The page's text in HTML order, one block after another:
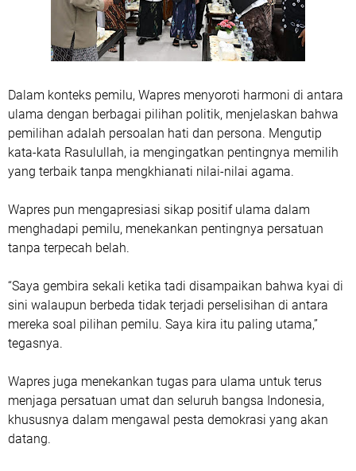
Dalam konteks pemilu, Wapres menyoroti harmoni di antara
ulama dengan berbagai pilihan politik, menjelaskan bahwa
pemilihan adalah persoalan hati dan persona. Mengutip
kata-kata Rasulullah, ia mengingatkan pentingnya memilih
yang terbaik tanpa mengkhianati nilai-nilai agama.
Wapres pun mengapresiasi sikap positif ulama dalam
menghadapi pemilu, menekankan pentingnya persatuan
tanpa terpecah belah.
“Saya gembira sekali ketika tadi disampaikan bahwa kyai di
sini walaupun berbeda tidak terjadi perselisihan di antara
mereka soal pilihan pemilu. Saya kira itu paling utama,”
tegasnya.
Wapres juga menekankan tugas para ulama untuk terus
menjaga persatuan umat dan seluruh bangsa Indonesia,
khususnya dalam mengawal pesta demokrasi yang akan
datang.